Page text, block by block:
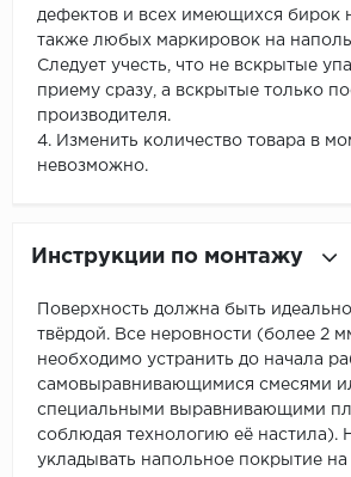
дефектов и всех имеющихся бирок
также любых маркировок на
Следует учесть, что не вскрытые
приему сразу, а вскрытые только
производителя.
4. Изменить количество товара в
невозможно.
Инструкции по монтажу
Поверхность должна быть
твёрдой. Все неровности (более 2
необходимо устранить до начала
самовыравнивающимися смесями
специальными выравнивающими
соблюдая технологию её настила).
укладывать напольное покрытие